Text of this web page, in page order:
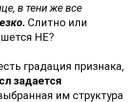
в тени же все
Слитно или
НЕ?
градация признака,
задается
им структура